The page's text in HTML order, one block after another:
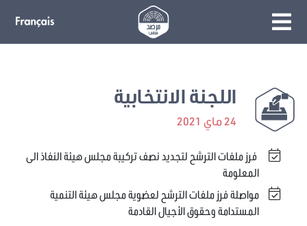
اللجنة الانتخابية
24 ماي 2021
فرز ملفات الترشح لتجديد نصف تركيبة مجلس هيئة النفاذ الى
المعلومة
مواصلة فرز ملفات الترشح لعضوية مجلس هيئة التنمية
المستدامة وحقوق الأجيال القادمة